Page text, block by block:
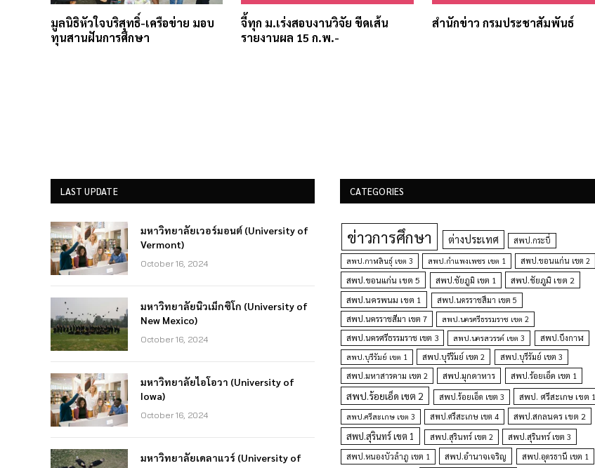
มูลนิธิหัวใจบริสุทธิ์-เครือข่าย มอบ
ทุนสานฝันการศึกษา
จี้ทุก ม.เร่งสอบงานวิจัย ขีดเส้น
รายงานผล 15 ก.พ.-
สำนักข่าว กรมประชาสัมพันธ์
LAST UPDATE
มหาวิทยาลัยเวอร์มอนต์ (University of
Vermont)
October 16, 2024
มหาวิทยาลัยนิวเม็กซิโก (University of
New Mexico)
October 16, 2024
มหาวิทยาลัยไอโอวา (University of
Iowa)
October 16, 2024
มหาวิทยาลัยเดลาแวร์ (University of
CATEGORIES
ข่าวการศึกษา ต่างประเทศ สพป.กระบี่
สพป.กาฬสินธุ์ เขต 3 สพป.กำแพงเพชร เขต 1 สพป.ขอนแก่น เขต 2
สพป.ขอนแก่น เขต 5 สพป.ชัยภูมิ เขต 1
สพป.ชัยภูมิ เขต 2
สพป.นครพนม เขต 1
สพป.นครราชสีมา เขต 5
สพป.นครราชสีมา เขต 7
สพป.นครศรีธรรมราช เขต 2
สพป.นครศรีธรรมราช เขต 3 สพป.นครสวรรค์ เขต 3
สพป.บึงกาฬ
สพป.บุรีรัมย์ เขต 1
สพป.บุรีรัมย์ เขต 2
สพป.บุรีรัมย์ เขต 3
สพป.มหาสารคาม เขต 2
สพป.มุกดาหาร สพป.ร้อยเอ็ด เขต 1
สพป.ร้อยเอ็ด เขต 2 สพป.ร้อยเอ็ด เขต 3 สพป. ศรีสะเกษ เขต 1
สพป.ศรีสะเกษ เขต 3 สพป.ศรีสะเกษ เขต 4 สพป.สกลนคร เขต 2
สพป.สุรินทร์ เขต 1 สพป.สุรินทร์ เขต 2
สพป.สุรินทร์ เขต 3
สพป.หนองบัวลำภู เขต 1
สพป.อำนาจเจริญ สพป.อุดรธานี เขต 1